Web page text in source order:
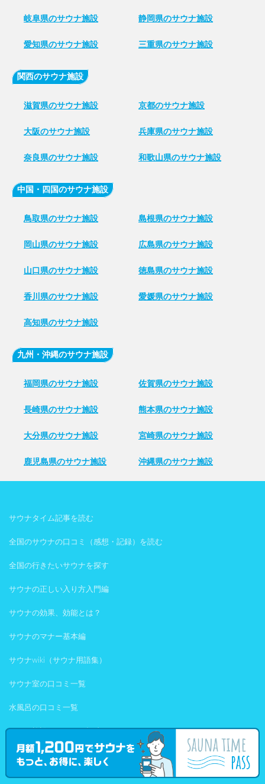
岐阜県のサウナ施設 静岡県のサウナ施設
愛知県のサウナ施設 三重県のサウナ施設
関西のサウナ施設
滋賀県のサウナ施設 京都のサウナ施設
大阪のサウナ施設 兵庫県のサウナ施設
奈良県のサウナ施設 和歌山県のサウナ施設
中国・四国のサウナ施設
鳥取県のサウナ施設 島根県のサウナ施設
岡山県のサウナ施設 広島県のサウナ施設
山口県のサウナ施設 徳島県のサウナ施設
香川県のサウナ施設 愛媛県のサウナ施設
高知県のサウナ施設
九州・沖縄のサウナ施設
福岡県のサウナ施設 佐賀県のサウナ施設
長崎県のサウナ施設 熊本県のサウナ施設
大分県のサウナ施設 宮崎県のサウナ施設
鹿児島県のサウナ施設 沖縄県のサウナ施設
サウナタイム記事を読む
全国のサウナの口コミ（感想・記録）を読む
全国の行きたいサウナを探す
サウナの正しい入り方入門編
サウナの効果、効能とは？
サウナのマナー基本編
サウナwiki（サウナ用語集）
サウナ室の口コミ一覧
水風呂の口コミ一覧
サウナタイムとは